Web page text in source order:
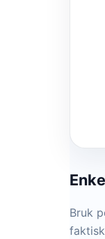
Bruk